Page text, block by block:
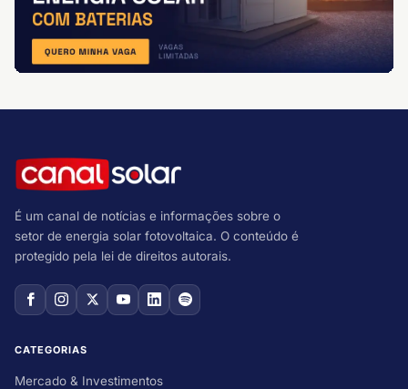
É um canal de notícias e informações sobre o
setor de energia solar fotovoltaica. O conteúdo é
protegido pela lei de direitos autorais.
CATEGORIAS
Mercado & Investimentos